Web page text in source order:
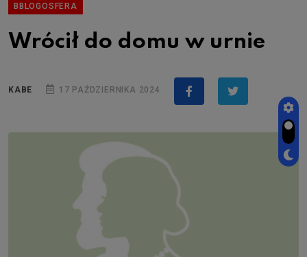
BBLOGOSFERA
Wrócił do domu w urnie
KABE 17 PAŹDZIERNIKA 2024